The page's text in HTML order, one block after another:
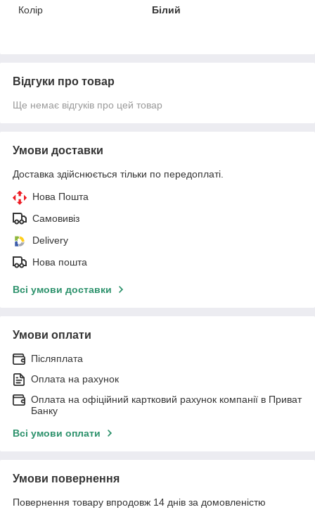
Колір
Білий
Відгуки про товар
Ще немає відгуків про цей товар
Умови доставки
Доставка здійснюється тільки по передоплаті.
Нова Пошта
Самовивіз
Delivery
Нова пошта
Всі умови доставки
Умови оплати
Післяплата
Оплата на рахунок
Оплата на офіційний картковий рахунок компанії в Приват
Банку
Всі умови оплати
Умови повернення
Повернення товару впродовж 14 днів за домовленістю